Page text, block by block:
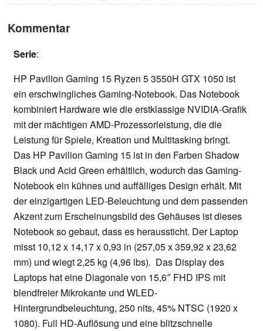
Kommentar
Serie:
HP Pavilion Gaming 15 Ryzen 5 3550H GTX 1050 ist
ein erschwingliches Gaming-Notebook. Das Notebook
kombiniert Hardware wie die erstklassige NVIDIA-Grafik
mit der mächtigen AMD-Prozessorleistung, die die
Leistung für Spiele, Kreation und Multitasking bringt.
Das HP Pavilion Gaming 15 ist in den Farben Shadow
Black und Acid Green erhältlich, wodurch das Gaming-
Notebook ein kühnes und auffälliges Design erhält. Mit
der einzigartigen LED-Beleuchtung und dem passenden
Akzent zum Erscheinungsbild des Gehäuses ist dieses
Notebook so gebaut, dass es heraussticht. Der Laptop
misst 10,12 x 14,17 x 0,93 in (257,05 x 359,92 x 23,62
mm) und wiegt 2,25 kg (4,96 lbs). Das Display des
Laptops hat eine Diagonale von 15,6″ FHD IPS mit
blendfreier Mikrokante und WLED-
Hintergrundbeleuchtung, 250 nits, 45% NTSC (1920 x
1080). Full HD-Auflösung und eine blitzschnelle